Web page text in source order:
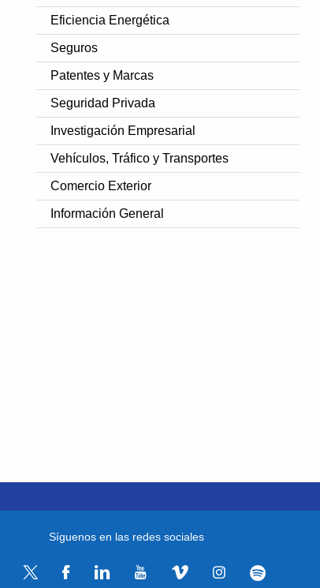
Eficiencia Energética
Seguros
Patentes y Marcas
Seguridad Privada
Investigación Empresarial
Vehículos, Tráfico y Transportes
Comercio Exterior
Información General
Síguenos en las redes sociales